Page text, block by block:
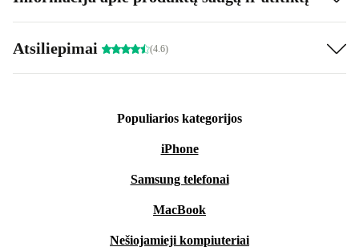
Atsiliepimai (4.6)
Populiarios kategorijos
iPhone
Samsung telefonai
MacBook
Nešiojamieji kompiuteriai